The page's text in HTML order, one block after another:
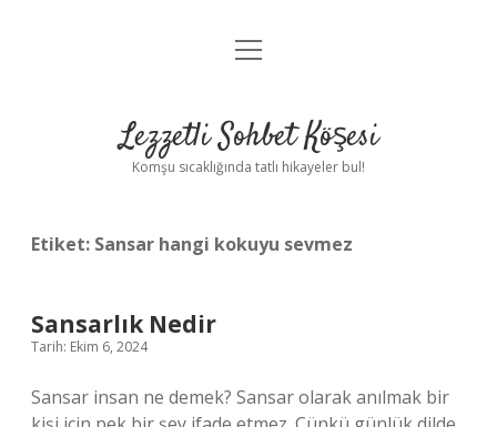
Anasayfa
Yasal Uyarı
menüyü
Lezzetli Sohbet Köşesi
Komşu sıcaklığında tatlı hikayeler bul!
Etiket: Sansar hangi kokuyu sevmez
Sansarlık Nedir
Tarih: Ekim 6, 2024
Sansar insan ne demek? Sansar olarak anılmak bir